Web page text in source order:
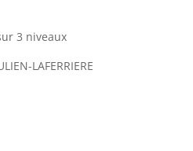
3 niveaux
LAFERRIERE